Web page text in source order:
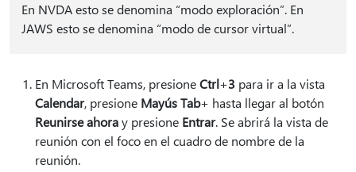
En NVDA esto se denomina “modo exploración”. En
JAWS esto se denomina “modo de cursor virtual”.
En Microsoft Teams, presioneCtrl+3 para ir a la vista
Calendar, presione Mayús Tab+ hasta llegar al botón
Reunirse ahoray presione Entrar. Se abrirá la vista de
reunión con el foco en el cuadro de nombre de la
reunión.